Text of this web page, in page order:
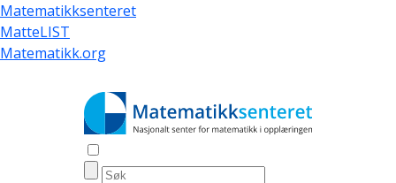
Skip
to
main
Matematikksenteret
MatteLIST
Matematikk.org